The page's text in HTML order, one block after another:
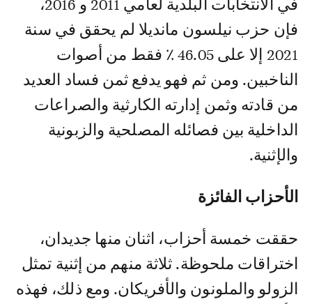
في الانتخابات البلدية لعامي 2011 و 2016،
فإن حزب نيلسون مانديلا لم يحقق في سنة
2021 إلا على 46.05 ٪ فقط من أصوات
الناخبين. ومن ثم فهو يدفع ثمن فساد العديد
من قادته وثمن إدارته الكارثية والصراعات
الداخلية بين فصائله المصلحية والزبونية
والإثنية.
الأحزاب الفائزة
حققت خمسة أحزاب، اثنان منها جديدان،
اختراقات ملحوظة. ثلاثة منهم من إثنية تمثل
الزولو والملونون والأفريكان. ومع ذلك، فهذه